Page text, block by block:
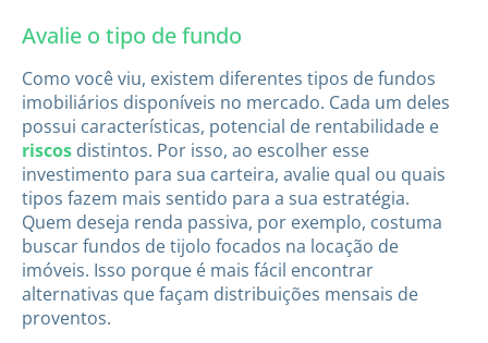
Avalie o tipo de fundo
Como você viu, existem diferentes tipos de fundos
imobiliários disponíveis no mercado. Cada um deles
possui características, potencial de rentabilidade e
riscos distintos. Por isso, ao escolher esse
investimento para sua carteira, avalie qual ou quais
tipos fazem mais sentido para a sua estratégia.
Quem deseja renda passiva, por exemplo, costuma
buscar fundos de tijolo focados na locação de
imóveis. Isso porque é mais fácil encontrar
alternativas que façam distribuições mensais de
proventos.